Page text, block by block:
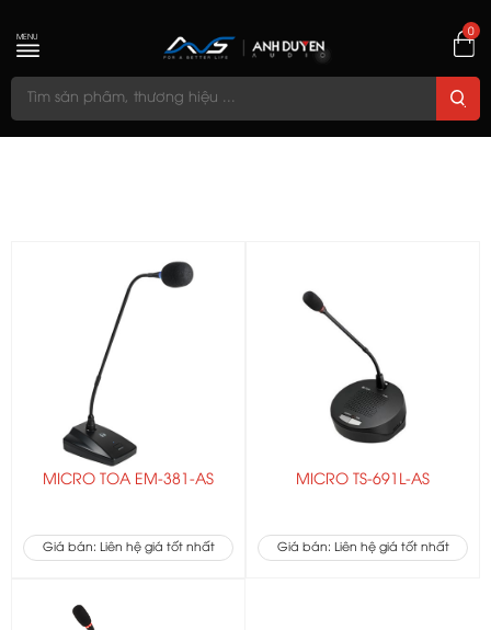
0
MENU
MICRO TOA EM-381-AS
Giá bán: Liên hệ giá tốt nhất
MICRO TS-691L-AS
Giá bán: Liên hệ giá tốt nhất